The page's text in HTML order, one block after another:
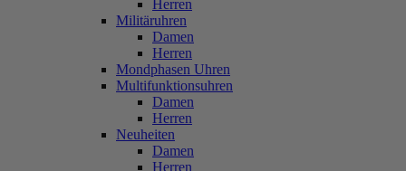
Herren
Militäruhren
Damen
Herren
Mondphasen Uhren
Multifunktionsuhren
Damen
Herren
Neuheiten
Damen
Herren